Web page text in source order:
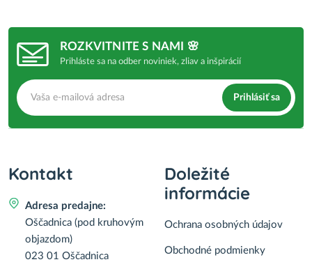
ROZKVITNITE S NAMI 🌸
Prihláste sa na odber noviniek, zliav a inšpirácií
Prihlásiť sa
Kontakt
Adresa predajne:
Oščadnica (pod kruhovým
objazdom)
023 01 Oščadnica
Doležité
informácie
Ochrana osobných údajov
Obchodné podmienky